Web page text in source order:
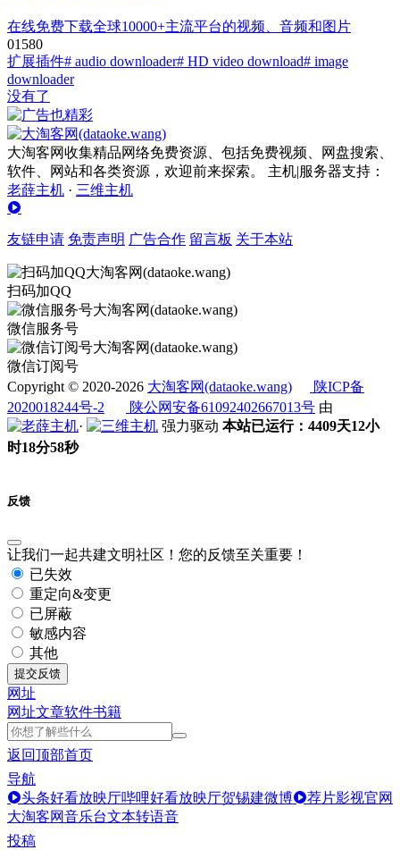
在线免费下载全球10000+主流平台的视频、音频和图片
01580
扩展插件# audio downloader# HD video download# image
downloader
没有了
大淘客网收集精品网络免费资源、包括免费视频、网盘搜索、
软件、网站和各类资源，欢迎前来探索。 主机|服务器支持：
老薛主机 · 三维主机
友链申请 免责声明 广告合作 留言板 关于本站
扫码加QQ
微信服务号
微信订阅号
Copyright © 2020-2026 大淘客网(dataoke.wang)
陕ICP备
2020018244号-2
陕公网安备61092402667013号 由
·
强力驱动 本站已运行：4409天12小
时18分58秒
反馈
让我们一起共建文明社区！您的反馈至关重要！
已失效
重定向&变更
已屏蔽
敏感内容
其他
提交反馈
网址
网址文章软件书籍
返回顶部首页
导航
头条好看放映厅哔哩好看放映厅贺锡建微博
荐片影视官网
大淘客网音乐台文本转语音
投稿